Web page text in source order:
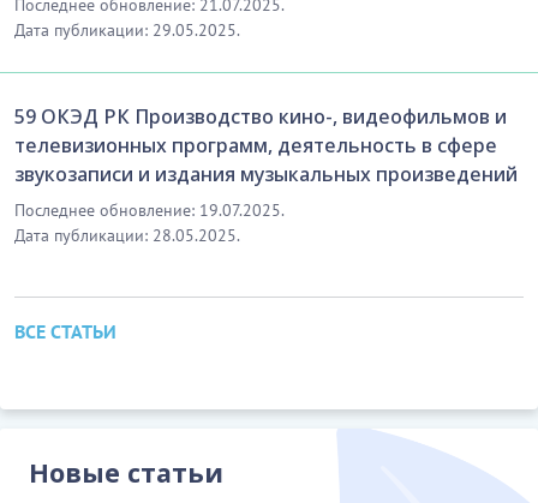
Последнее обновление: 21.07.2025.
Дата публикации: 29.05.2025.
59 ОКЭД РК Производство кино-, видеофильмов и
телевизионных программ, деятельность в сфере
звукозаписи и издания музыкальных произведений
Последнее обновление: 19.07.2025.
Дата публикации: 28.05.2025.
ВСЕ СТАТЬИ
Новые статьи